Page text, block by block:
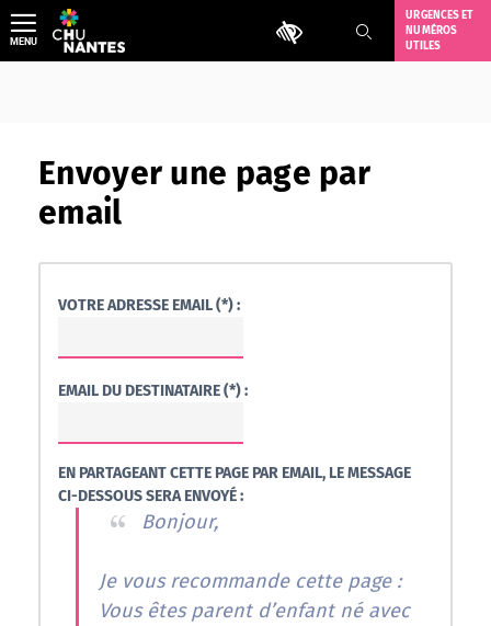
Aller
au
contenu
Outils d'accessibilité
URGENCES ET
NUMÉROS
UTILES
MENU
Envoyer une page par
email
VOTRE ADRESSE EMAIL (*) :
EMAIL DU DESTINATAIRE (*) :
EN PARTAGEANT CETTE PAGE PAR EMAIL, LE MESSAGE
CI-DESSOUS SERA ENVOYÉ :
Bonjour,
Je vous recommande cette page :
Vous êtes parent d’enfant né avec